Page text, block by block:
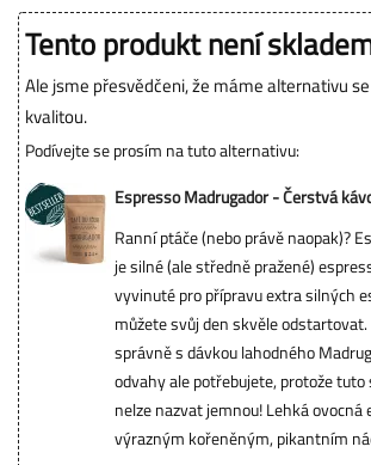
Tento produkt není
Ale jsme přesvědčeni, že máme alternativu
kvalitou.
Podívejte se prosím na tuto alternativu:
Espresso Madrugador - Čerstvá
Ranní ptáče (nebo právě naopak)?
je silné (ale středně pražené)
vyvinuté pro přípravu extra silných
můžete svůj den skvěle
správně s dávkou lahodného
odvahy ale potřebujete, protože
nelze nazvat jemnou! Lehká ovocná
výrazným kořeněným, pikantním